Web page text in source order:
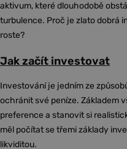
aktivum, které dlouhodobě
turbulence. Proč je zlato dobrá
roste?
Jak začít investovat
Investování je jedním ze
ochránit své peníze. Základem
preference a stanovit si
měl počítat se třemi základy
likviditou.